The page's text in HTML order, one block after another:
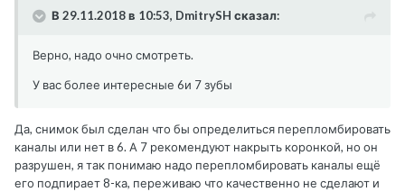
В 29.11.2018 в 10:53, DmitrySH сказал:
Верно, надо очно смотреть.
У вас более интересные 6и 7 зубы
Да, снимок был сделан что бы определиться перепломбировать
каналы или нет в 6. А 7 рекомендуют накрыть коронкой, но он
разрушен, я так понимаю надо перепломбировать каналы ещё
его подпирает 8-ка, переживаю что качественно не сделают и